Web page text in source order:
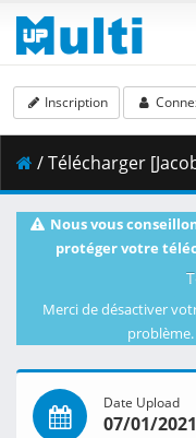
Inscription
/ Télécharger [JacobSwaggedUp] Sword Art Online -
Nous vous
protéger votre
Merci de désactiver
problème.
Date Upload
07/01/